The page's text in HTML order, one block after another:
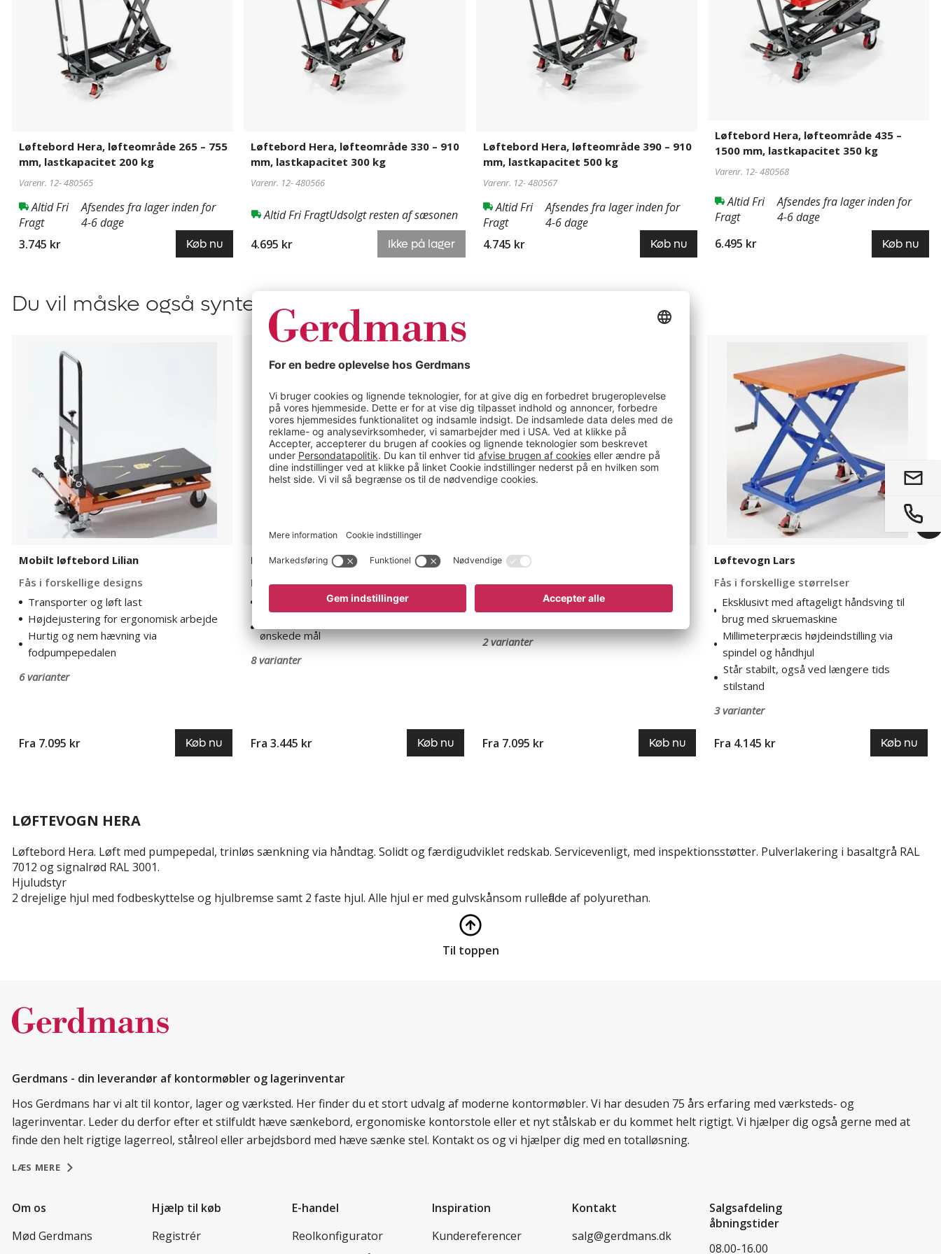
lastkapacitet
Løftebord Hera, løfteområde 265 – 755
mm, lastkapacitet 200 kg
Varenr. 12-480565
Altid Fri
Fragt
Afsendes fra lager inden for
4-6 dage
3.745 kr
Køb nu
lastkapacitet
Løftebord Hera, løfteområde 330 – 910
mm, lastkapacitet 300 kg
Varenr. 12-480566
Altid Fri FragtUdsolgt resten af sæsonen
4.695 kr
Ikke på lager
lastkapacitet
Løftebord Hera, løfteområde 390 – 910
mm, lastkapacitet 500 kg
Varenr. 12-480567
Altid Fri
Fragt
Afsendes fra lager inden for
4-6 dage
4.745 kr
Køb nu
lastkapacitet
Løftebord Hera, løfteområde 435 –
1500 mm, lastkapacitet 350 kg
Varenr. 12-480568
Altid Fri
Fragt
Afsendes fra lager inden for
4-6 dage
6.495 kr
Køb nu
Du vil måske også syntes om
løftebord
Mobilt løftebord Lilian
Fås i forskellige designs
Transporter og løft last
Højdejustering for ergonomisk arbejde
Hurtig og nem hævning via
fodpumpepedalen
6 varianter
Fra 7.095 kr Køb nu
Løftevogn
Molly
Løftevogn Molly
Flere varianter, kapacitet 150-1000 kg
Stærke og fleksible løftebordvogne
ønskede mål
8 varianter
Fra 3.445 kr Køb nu
fodpumpe
Mobilt løftebord, enkeltsaks,
Kap. 200 / 500 kg
2 varianter
Fra 7.095 kr Køb nu
Løftevogn Lars
Fås i forskellige størrelser
Eksklusivt med aftageligt håndsving til
brug med skruemaskine
Millimeterpræcis højdeindstilling via
spindel og håndhjul
Står stabilt, også ved længere tids
stilstand
3 varianter
Fra 4.145 kr Køb nu
LØFTEVOGN HERA
Løftebord Hera. Løft med pumpepedal, trinløs sænkning via håndtag. Solidt og færdigudviklet redskab. Servicevenligt, med inspektionsstøtter. Pulverlakering i basaltgrå RAL
7012 og signalrød RAL 3001.
Hjuludstyr
2 drejelige hjul med fodbeskyttelse og hjulbremse samt 2 faste hjul. Alle hjul er med gulvskånsom rulleflade af polyurethan.
Til toppen
Gerdmans - din leverandør af kontormøbler og lagerinventar
Hos Gerdmans har vi alt til kontor, lager og værksted. Her finder du et stort udvalg af moderne kontormøbler. Vi har desuden 75 års erfaring med værksteds- og
lagerinventar. Leder du derfor efter et stilfuldt hæve sænkebord, ergonomiske kontorstole eller et nyt stålskab er du kommet helt rigtigt. Vi hjælper dig også gerne med at
finde den helt rigtige lagerreol, stålreol eller arbejdsbord med hæve sænke stel. Kontakt os og vi hjælper dig med en totalløsning.
LÆS MERE
Om os
Mød Gerdmans
Hjælp til køb
Registrér
E-handel
Reolkonfigurator
Inspiration
Kundereferencer
Kontakt
salg@gerdmans.dk
Salgsafdeling
åbningstider
08.00-16.00